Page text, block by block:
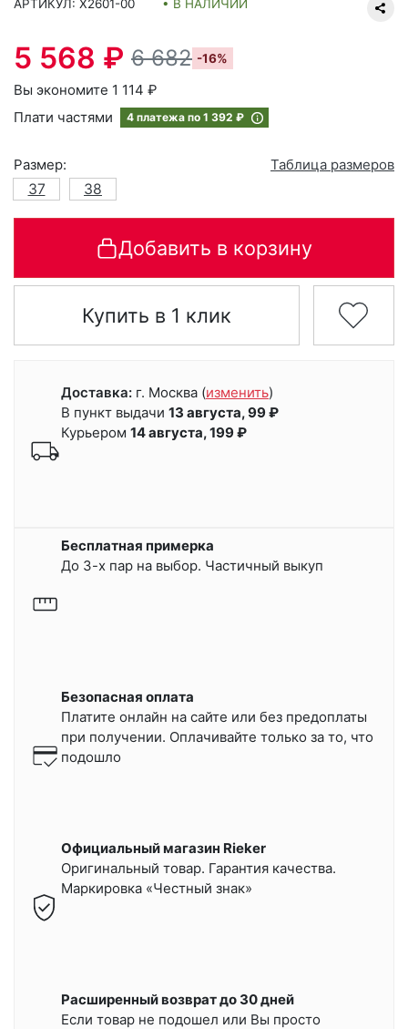
АРТИКУЛ: X2601-00 • В НАЛИЧИИ
5 568 ₽ 6 682 -16%
Вы экономите 1 114 ₽
Плати частями
4 платежа по 1 392 ₽
Размер:
Таблица размеров
37
38
Добавить в корзину
Купить в 1 клик
Доставка: г. Москва (изменить)
В пункт выдачи 13 августа, 99 ₽
Курьером 14 августа, 199 ₽
Бесплатная примерка
До 3-х пар на выбор. Частичный выкуп
Безопасная оплата
Платите онлайн на сайте или без предоплаты
при получении. Оплачивайте только за то, что
подошло
Официальный магазин Rieker
Оригинальный товар. Гарантия качества.
Маркировка «Честный знак»
Расширенный возврат до 30 дней
Если товар не подошел или Вы просто